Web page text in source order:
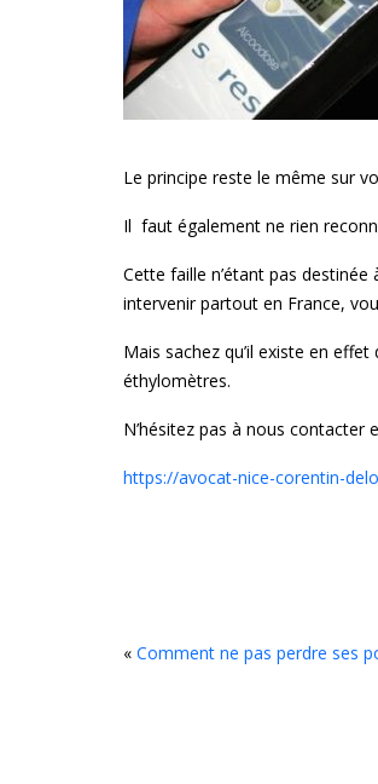
Le principe reste le même sur
Il faut également ne rien
Cette faille n’étant pas
intervenir partout en France,
Mais sachez qu’il existe en
éthylomètres.
N’hésitez pas à nous
https://avocat-nice-corentin-
« Comment ne pas perdre ses